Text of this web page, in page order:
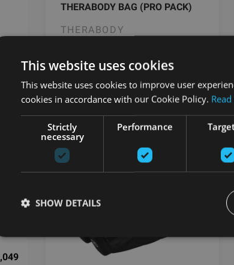
THERABODY BAG (PRO PACK)
THERABODY
130.00€
добавить в
корзину
This website uses cookies
This website uses cookies to improve user
cookies in accordance with our Cookie Policy.
Strictly
necessary
Performance
SHOW DETAILS